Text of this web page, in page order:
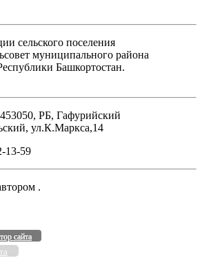
сельского поселения
муниципального района
Башкортостан.
РБ, Гафурийский
ул.К.Маркса,14
13-59
.
сайта